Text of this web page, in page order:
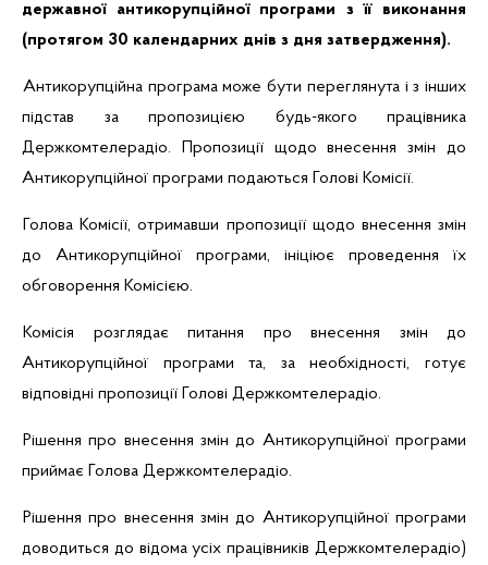
державної антикорупційної програми з її виконання
(протягом 30 календарних днів з дня затвердження).
Антикорупційна програма може бути переглянута і з інших
підстав за пропозицією будь-якого працівника
Держкомтелерадіо. Пропозиції щодо внесення змін до
Антикорупційної програми подаються Голові Комісії.
Голова Комісії, отримавши пропозиції щодо внесення змін
до Антикорупційної програми, ініціює проведення їх
обговорення Комісією.
Комісія розглядає питання про внесення змін до
Антикорупційної програми та, за необхідності, готує
відповідні пропозиції Голові Держкомтелерадіо.
Рішення про внесення змін до Антикорупційної програми
приймає Голова Держкомтелерадіо.
Рішення про внесення змін до Антикорупційної програми
доводиться до відома усіх працівників Держкомтелерадіо)